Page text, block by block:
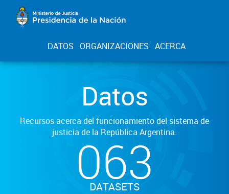
DATOS ORGANIZACIONES ACERCA
Datos
Recursos acerca del funcionamiento del sistema de
justicia de la República Argentina.
063
DATASETS